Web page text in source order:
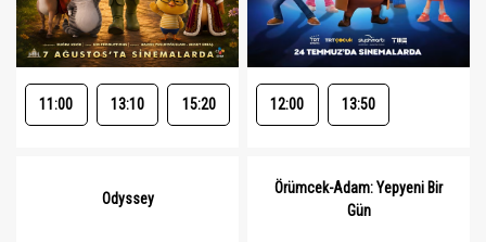
11:00 13:10 15:20 12:00 13:50
Odyssey
Örümcek-Adam: Yepyeni Bir
Gün